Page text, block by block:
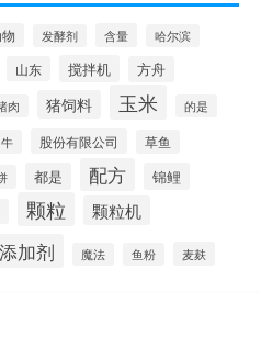
发酵剂 含量 哈尔滨
山东 搅拌机 方舟
肉 猪饲料 玉米 的是
股份有限公司 草鱼
都是 配方 锦鲤
颗粒 颗粒机
加剂 魔法 鱼粉 麦麸